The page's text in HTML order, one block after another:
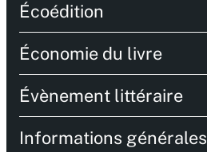
Écoédition
Économie du livre
Évènement littéraire
Informations générales